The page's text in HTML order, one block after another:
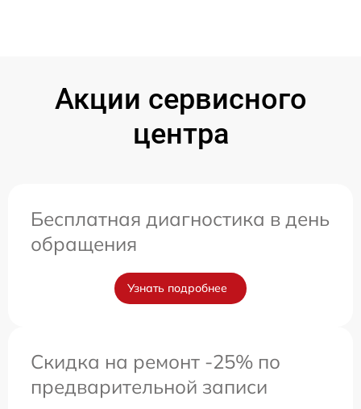
Акции сервисного
центра
Бесплатная диагностика в день
обращения
Узнать подробнее
Скидка на ремонт -25% по
предварительной записи